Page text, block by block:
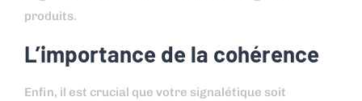
produits.
L’importance de la cohérence
Enfin, il est crucial que votre signalétique soit